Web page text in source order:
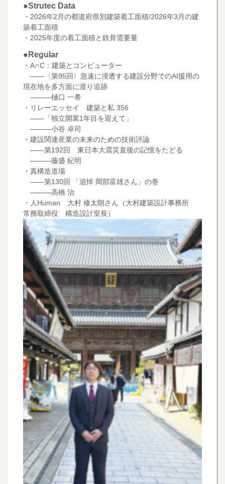
●Strutec Data
・2026年2月の都道府県別建築着工面積/2026年3月の建
築着工面積
・2025年度の着工面積と鉄骨需要量
●Regular
・A∩C：建築とコンピューター
――〈第95回〉急速に浸透する建設分野でのAI援用の
現在地を多方面に渡り追跡
―――樋口 一希
・リレーエッセイ 建築と私 356
――「独立開業1年目を迎えて」
―――小谷 卓司
・建設関連産業の未来のための技術評論
――第192回 東日本大震災直後の記憶をたどる
―――藤盛 紀明
・真構造道場
――第130回 「追悼 岡部富雄さん」の巻
―――高橋 治
・人Human 大村 修太朗さん（大村建築設計事務所
常務取締役 構造設計室長）